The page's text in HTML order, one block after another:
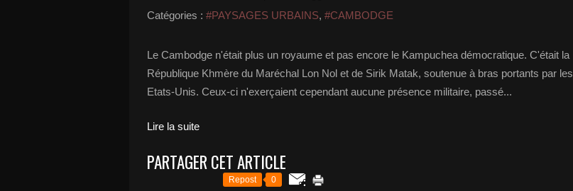
Catégories : #PAYSAGES URBAINS, #CAMBODGE
Le Cambodge n'était plus un royaume et pas encore le Kampuchea démocratique. C'était la
République Khmère du Maréchal Lon Nol et de Sirik Matak, soutenue à bras portants par les
Etats-Unis. Ceux-ci n'exerçaient cependant aucune présence militaire, passé...
Lire la suite
PARTAGER CET ARTICLE
Repost 0